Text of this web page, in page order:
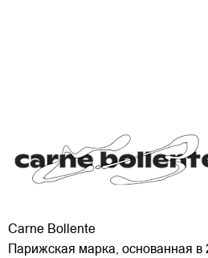
Carne Bollente
Парижская марка, основанная в